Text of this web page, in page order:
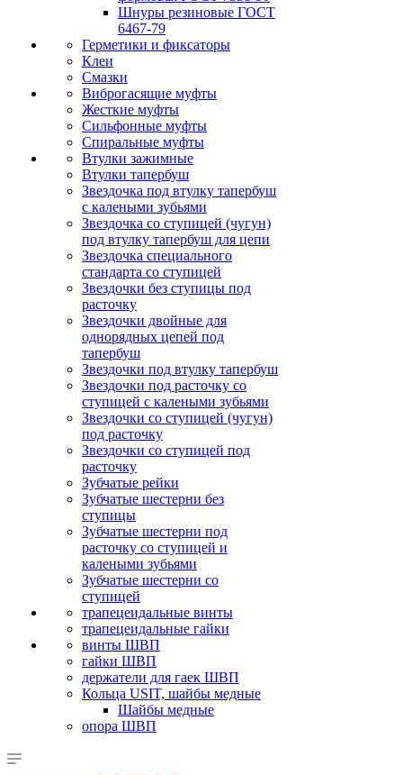
Шнуры резиновые ГОСТ
6467-79
Герметики и фиксаторы
Клеи
Смазки
Виброгасящие муфты
Жесткие муфты
Сильфонные муфты
Спиральные муфты
Втулки зажимные
Втулки тапербуш
Звездочка под втулку тапербуш
c калеными зубьями
Звездочка со ступицей (чугун)
под втулку тапербуш для цепи
Звездочка специального
стандарта со ступицей
Звездочки без ступицы под
расточку
Звездочки двойные для
однорядных цепей под
тапербуш
Звездочки под втулку тапербуш
Звездочки под расточку со
ступицей с калеными зубьями
Звездочки со ступицей (чугун)
под расточку
Звездочки со ступицей под
расточку
Зубчатые рейки
Зубчатые шестерни без
ступицы
Зубчатые шестерни под
расточку со ступицей и
калеными зубьями
Зубчатые шестерни со
ступицей
трапецеидальные винты
трапецеидальные гайки
винты ШВП
гайки ШВП
держатели для гаек ШВП
Кольца USIT, шайбы медные
Шайбы медные
опора ШВП